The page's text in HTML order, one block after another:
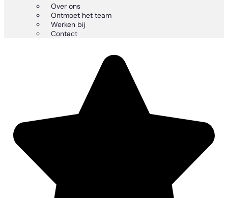
Over ons
Ontmoet het team
Werken bij
Contact